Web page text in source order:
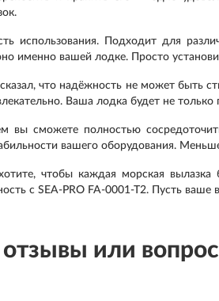
использования. Подходит для
именно вашей лодке. Просто
что надёжность не может быть
Ваша лодка будет не только
вы сможете полностью
вашего оборудования.
чтобы каждая морская
с SEA-PRO FA-0001-T2. Пусть
или